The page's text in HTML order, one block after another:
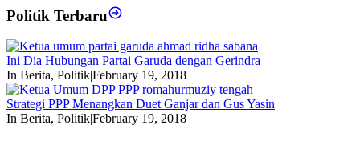
Politik Terbaru
Ini Dia Hubungan Partai Garuda dengan Gerindra
In Berita, Politik|February 19, 2018
Strategi PPP Menangkan Duet Ganjar dan Gus Yasin
In Berita, Politik|February 19, 2018